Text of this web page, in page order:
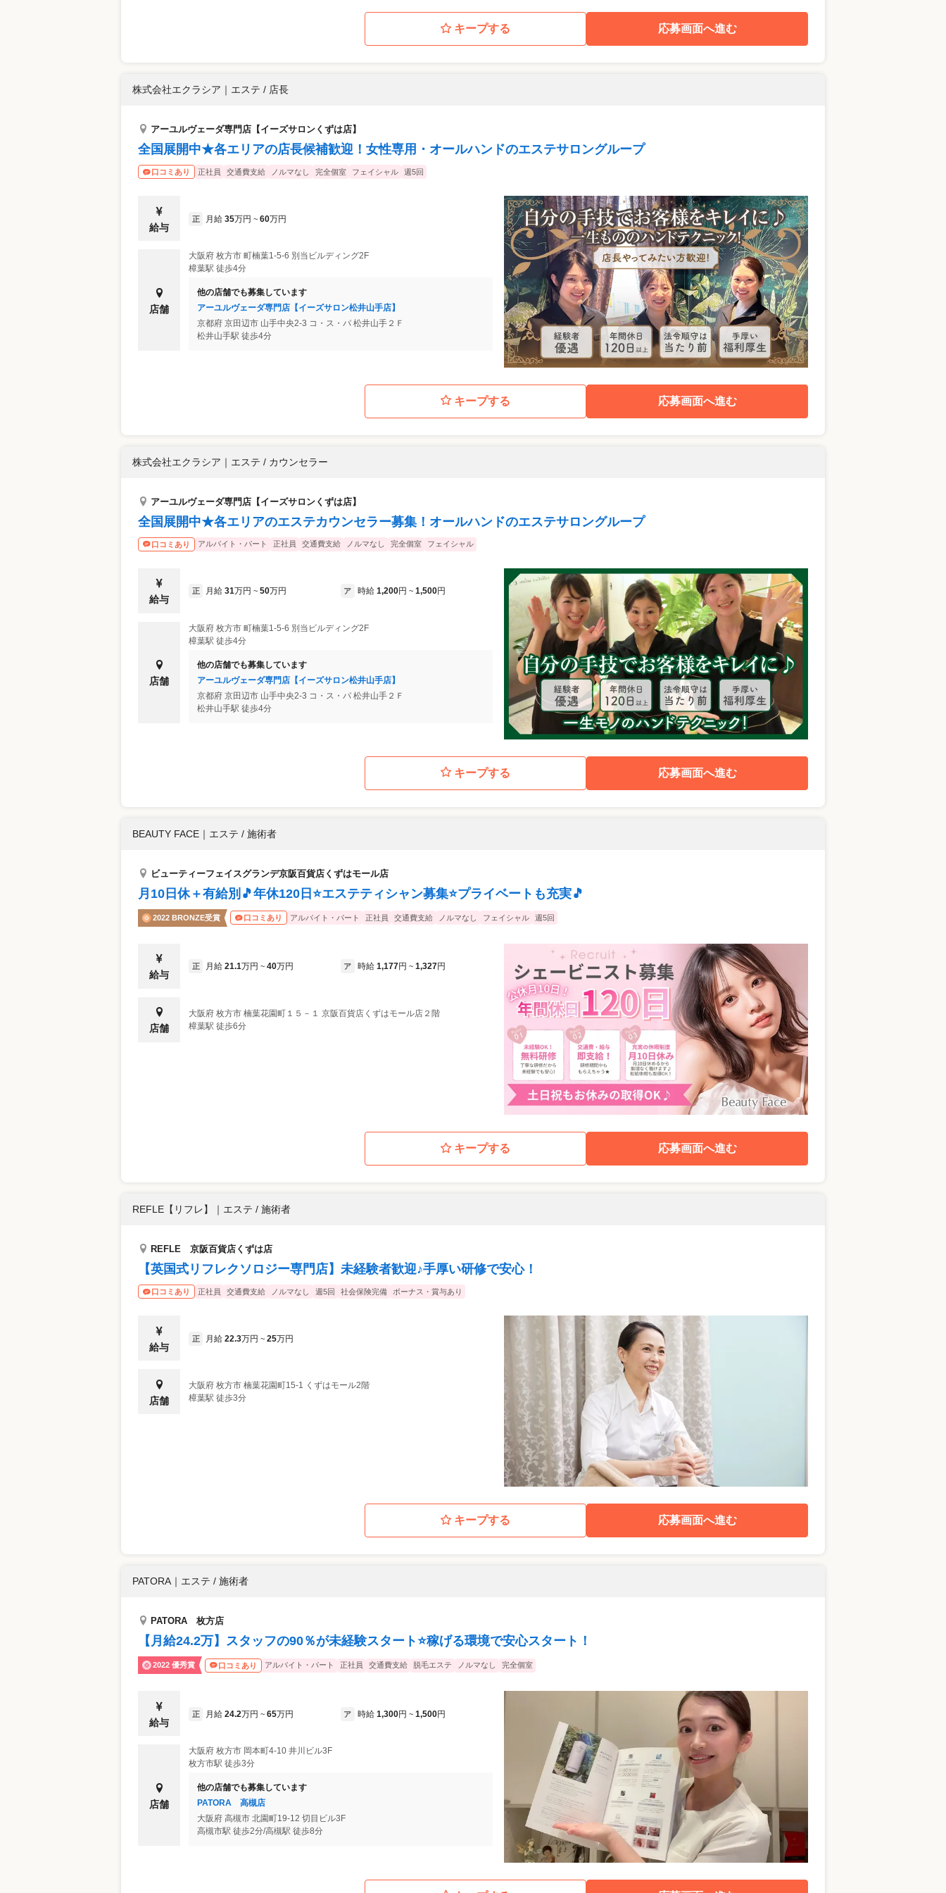
キープする 応募画面へ進む
株式会社エクラシア ｜ エステ / 店長
アーユルヴェーダ専門店【イーズサロンくずは店】
全国展開中★各エリアの店長候補歓迎！女性専用・オールハンドのエステサロングループ
口コミあり 正社員 交通費支給 ノルマなし 完全個室 フェイシャル 週5回
給与
正 月給 35万円 ~ 60万円
店舗
大阪府 枚方市 町楠葉1-5-6 別当ビルディング2F
樟葉駅 徒歩4分
他の店舗でも募集しています
アーユルヴェーダ専門店【イーズサロン松井山手店】
京都府 京田辺市 山手中央2-3 コ・ス・パ 松井山手２Ｆ
松井山手駅 徒歩4分
キープする 応募画面へ進む
株式会社エクラシア ｜ エステ / カウンセラー
アーユルヴェーダ専門店【イーズサロンくずは店】
全国展開中★各エリアのエステカウンセラー募集！オールハンドのエステサロングループ
口コミあり アルバイト・パート 正社員 交通費支給 ノルマなし 完全個室 フェイシャル
給与
正 月給 31万円 ~ 50万円 ア 時給 1,200円 ~ 1,500円
店舗
大阪府 枚方市 町楠葉1-5-6 別当ビルディング2F
樟葉駅 徒歩4分
他の店舗でも募集しています
アーユルヴェーダ専門店【イーズサロン松井山手店】
京都府 京田辺市 山手中央2-3 コ・ス・パ 松井山手２Ｆ
松井山手駅 徒歩4分
キープする 応募画面へ進む
BEAUTY FACE ｜ エステ / 施術者
ビューティーフェイスグランデ京阪百貨店くずはモール店
月10日休＋有給別🎵年休120日⭐エステティシャン募集⭐プライベートも充実🎵
2022 BRONZE受賞 口コミあり アルバイト・パート 正社員 交通費支給 ノルマなし フェイシャル 週5回
給与
正 月給 21.1万円 ~ 40万円 ア 時給 1,177円 ~ 1,327円
店舗
大阪府 枚方市 楠葉花園町１５－１ 京阪百貨店くずはモール店２階
樟葉駅 徒歩6分
キープする 応募画面へ進む
REFLE【リフレ】 ｜ エステ / 施術者
REFLE 京阪百貨店くずは店
【英国式リフレクソロジー専門店】未経験者歓迎♪手厚い研修で安心！
口コミあり 正社員 交通費支給 ノルマなし 週5回 社会保険完備 ボーナス・賞与あり
給与
正 月給 22.3万円 ~ 25万円
店舗
大阪府 枚方市 楠葉花園町15-1 くずはモール2階
樟葉駅 徒歩3分
キープする 応募画面へ進む
PATORA｜ エステ / 施術者
PATORA 枚方店
【月給24.2万】スタッフの90％が未経験スタート⭐️稼げる環境で安心スタート！
2022 優秀賞 口コミあり アルバイト・パート 正社員 交通費支給 脱毛エステ ノルマなし 完全個室
給与
正 月給 24.2万円 ~ 65万円 ア 時給 1,300円 ~ 1,500円
店舗
大阪府 枚方市 岡本町4-10 井川ビル3F
枚方市駅 徒歩3分
他の店舗でも募集しています
PATORA 高槻店
大阪府 高槻市 北園町19-12 切目ビル3F
高槻市駅 徒歩2分/高槻駅 徒歩8分